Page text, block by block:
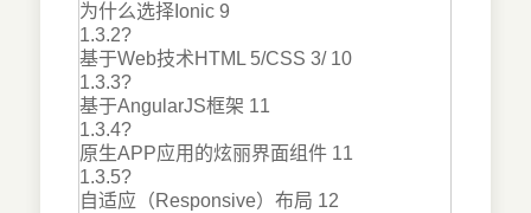
为什么选择Ionic 9
1.3.2?
基于Web技术HTML 5/CSS 3/ 10
1.3.3?
基于AngularJS框架 11
1.3.4?
原生APP应用的炫丽界面组件 11
1.3.5?
自适应（Responsive）布局 12